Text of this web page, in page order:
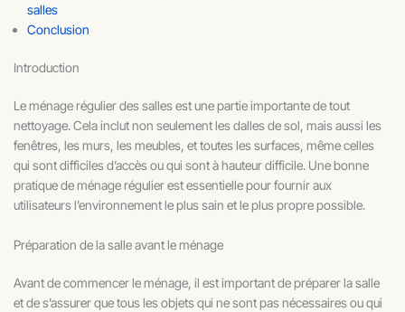
salles
Conclusion
Introduction
Le ménage régulier des salles est une partie importante de tout
nettoyage. Cela inclut non seulement les dalles de sol, mais aussi les
fenêtres, les murs, les meubles, et toutes les surfaces, même celles
qui sont difficiles d’accès ou qui sont à hauteur difficile. Une bonne
pratique de ménage régulier est essentielle pour fournir aux
utilisateurs l’environnement le plus sain et le plus propre possible.
Préparation de la salle avant le ménage
Avant de commencer le ménage, il est important de préparer la salle
et de s’assurer que tous les objets qui ne sont pas nécessaires ou qui